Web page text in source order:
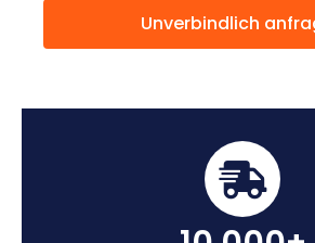
Unverbindlich